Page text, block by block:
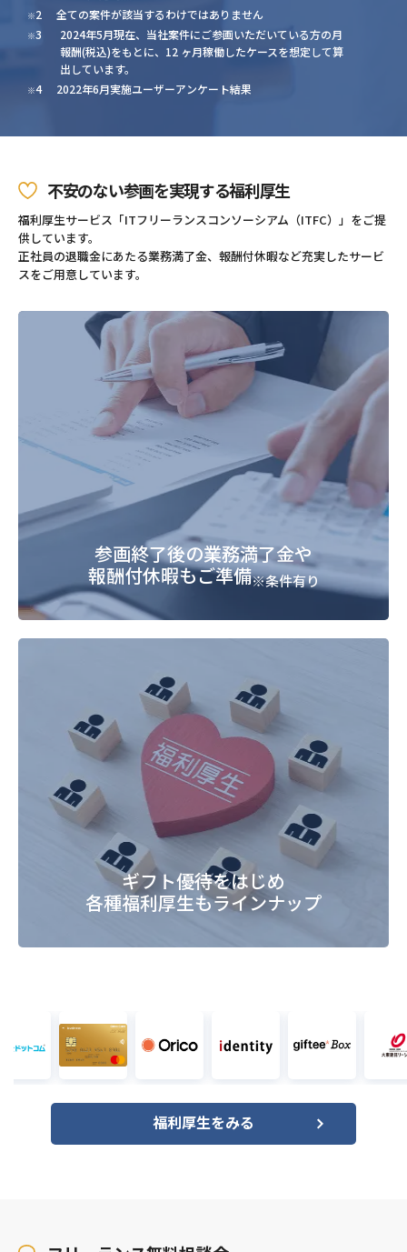
※2 全ての案件が該当するわけではありません
※3
2024年5月現在、当社案件にご参画いただいている方の月
報酬(税込)をもとに、12 ヶ月稼働したケースを想定して算
出しています。
※4 2022年6月実施ユーザーアンケート結果
不安のない参画を実現する福利厚生
福利厚生サービス「ITフリーランスコンソーシアム（ITFC）」をご提
供しています。
正社員の退職金にあたる業務満了金、報酬付休暇など充実したサービ
スをご用意しています。
参画終了後の業務満了金や
報酬付休暇もご準備※条件有り
ギフト優待をはじめ
各種福利厚生もラインナップ
福利厚生をみる